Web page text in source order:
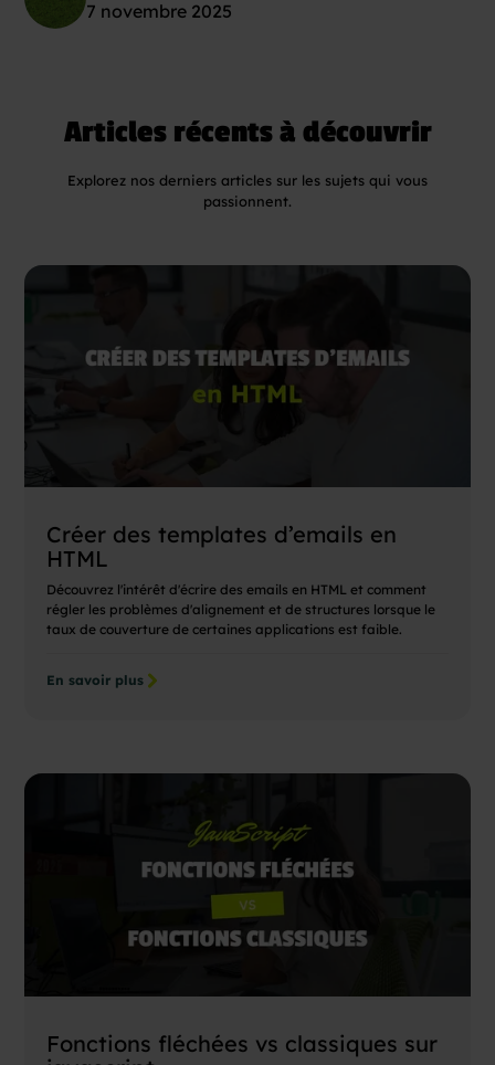
7 novembre 2025
Articles récents à découvrir
Explorez nos derniers articles sur les sujets qui vous
passionnent.
Créer des templates d’emails en
HTML
Découvrez l'intérêt d'écrire des emails en HTML et comment
régler les problèmes d'alignement et de structures lorsque le
taux de couverture de certaines applications est faible.
En savoir plus
Fonctions fléchées vs classiques sur